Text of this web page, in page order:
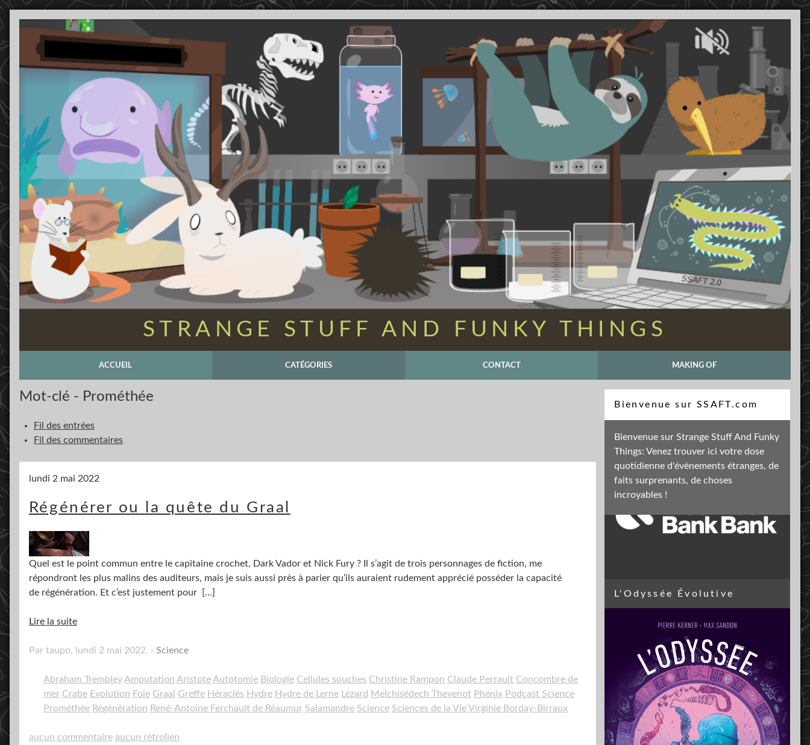
STRANGE STUFF AND FUNKY THINGS
ACCUEIL CATÉGORIES CONTACT MAKING OF
Mot-clé - Prométhée
Fil des entrées
Fil des commentaires
lundi 2 mai 2022
Régénérer ou la quête du Graal
Quel est le point commun entre le capitaine crochet, Dark Vador et Nick Fury ? Il s’agit de trois personnages de fiction, me
répondront les plus malins des auditeurs, mais je suis aussi près à parier qu’ils auraient rudement apprécié posséder la capacité
de régénération. Et c’est justement pour
[…]
Lire la suite
Par taupo, lundi 2 mai 2022. Science
Abraham Trembley Amputation Aristote Autotomie Biologie Cellules souches Christine Rampon Claude Perrault Concombre de
mer Crabe Evolution Foie Graal Greffe Héraclès Hydre Hydre de Lerne Lézard Melchisédech Thevenot Phénix Podcast Science
Prométhée Régénération René-Antoine Ferchault de Réaumur Salamandre Science Sciences de la VieVirginie Borday-Birraux
aucun commentaire aucun rétrolien
Bienvenue sur SSAFT.com
Bienvenue sur Strange Stuff And Funky
Things: Venez trouver ici votre dose
quotidienne d'évènements étranges, de
faits surprenants, de choses
incroyables !
Recherche
Soutenez mon activité
L'Odyssée Évolutive